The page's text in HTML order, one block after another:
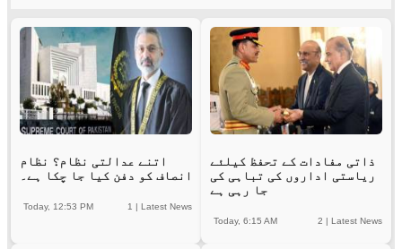
اتنے عدالتی نظام؟ نظام
انصاف کو دفن کیا جا چکا ہے۔
1 | Latest News
Today, 12:53 PM
ذاتی مفادات کے تحفظ کیلئے
ریاستی اداروں کی تباہی کی
جا رہی ہے
2 | Latest News
Today, 6:15 AM